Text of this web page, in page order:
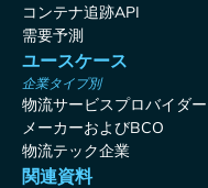
コンテナ追跡API
需要予測
ユースケース
企業タイプ別
物流サービスプロバイダー
メーカーおよびBCO
物流テック企業
関連資料